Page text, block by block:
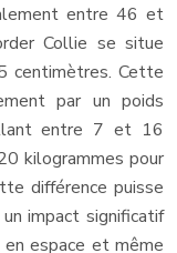
entre 46 et
Collie se situe
centimètres. Cette
par un poids
entre 7 et 16
kilogrammes pour
différence puisse
impact significatif
espace et même